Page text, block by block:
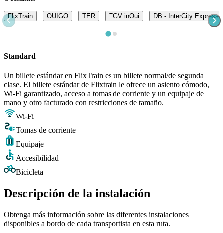
FlixTrain OUIGO TER TGV inOui DB - InterCity Express
Standard
Un billete estándar en FlixTrain es un billete normal/de segunda
clase. El billete estándar de Flixtrain le ofrece un asiento cómodo,
Wi-Fi garantizado, acceso a tomas de corriente y un equipaje de
mano y otro facturado con restricciones de tamaño.
Wi-Fi
Tomas de corriente
Equipaje
Accesibilidad
Bicicleta
Descripción de la instalación
Obtenga más información sobre las diferentes instalaciones
disponibles a bordo de cada transportista en esta ruta.